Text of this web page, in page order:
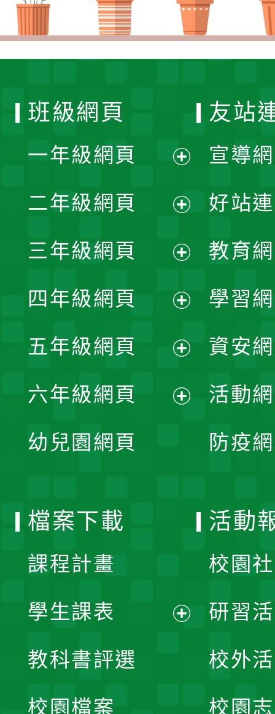
班級網頁
一年級網頁
開
選
單
二年級網頁
開
選
單
三年級網頁
開
選
單
四年級網頁
開
選
五年級網頁
開
六年級網頁
幼兒園網頁
友站
宣導
好站
教育
學習
資安
活動
防疫
檔案下載
課程計畫
學生課表
教科書評選
校園檔案
活動
校園
研習
校外
校園